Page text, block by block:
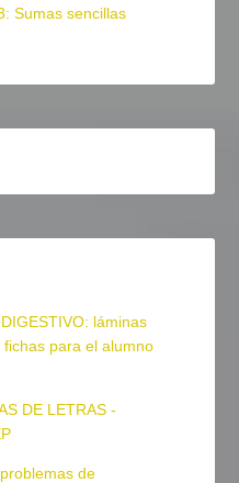
Sumas sencillas
DIGESTIVO: láminas
para el alumno
DE LETRAS -
de